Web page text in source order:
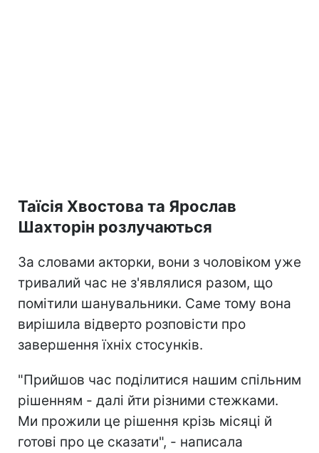
Таїсія Хвостова та Ярослав
Шахторін розлучаються
За словами акторки, вони з чоловіком уже
тривалий час не з'являлися разом, що
помітили шанувальники. Саме тому вона
вирішила відверто розповісти про
завершення їхніх стосунків.
"Прийшов час поділитися нашим спільним
рішенням - далі йти різними стежками.
Ми прожили це рішення крізь місяці й
готові про це сказати", - написала